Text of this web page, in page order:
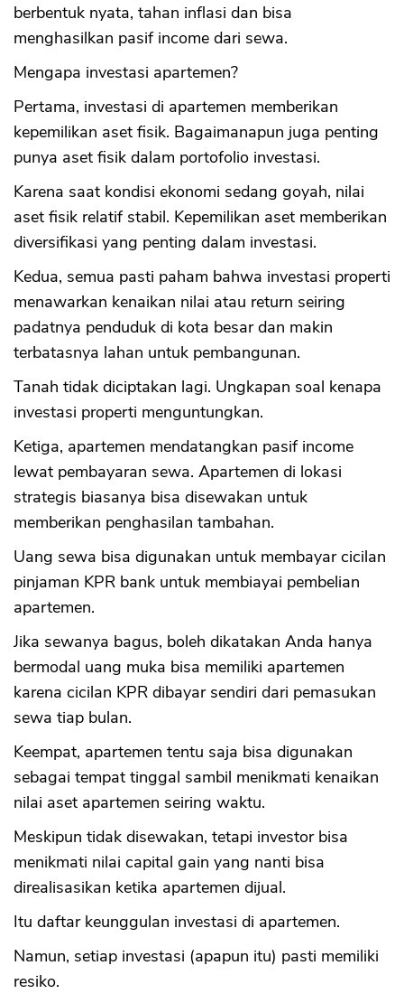
berbentuk nyata, tahan inflasi dan bisa
menghasilkan pasif income dari sewa.
Mengapa investasi apartemen?
Pertama, investasi di apartemen memberikan
kepemilikan aset fisik. Bagaimanapun juga penting
punya aset fisik dalam portofolio investasi.
Karena saat kondisi ekonomi sedang goyah, nilai
aset fisik relatif stabil. Kepemilikan aset memberikan
diversifikasi yang penting dalam investasi.
Kedua, semua pasti paham bahwa investasi properti
menawarkan kenaikan nilai atau return seiring
padatnya penduduk di kota besar dan makin
terbatasnya lahan untuk pembangunan.
Tanah tidak diciptakan lagi. Ungkapan soal kenapa
investasi properti menguntungkan.
Ketiga, apartemen mendatangkan pasif income
lewat pembayaran sewa. Apartemen di lokasi
strategis biasanya bisa disewakan untuk
memberikan penghasilan tambahan.
Uang sewa bisa digunakan untuk membayar cicilan
pinjaman KPR bank untuk membiayai pembelian
apartemen.
Jika sewanya bagus, boleh dikatakan Anda hanya
bermodal uang muka bisa memiliki apartemen
karena cicilan KPR dibayar sendiri dari pemasukan
sewa tiap bulan.
Keempat, apartemen tentu saja bisa digunakan
sebagai tempat tinggal sambil menikmati kenaikan
nilai aset apartemen seiring waktu.
Meskipun tidak disewakan, tetapi investor bisa
menikmati nilai capital gain yang nanti bisa
direalisasikan ketika apartemen dijual.
Itu daftar keunggulan investasi di apartemen.
Namun, setiap investasi (apapun itu) pasti memiliki
resiko.